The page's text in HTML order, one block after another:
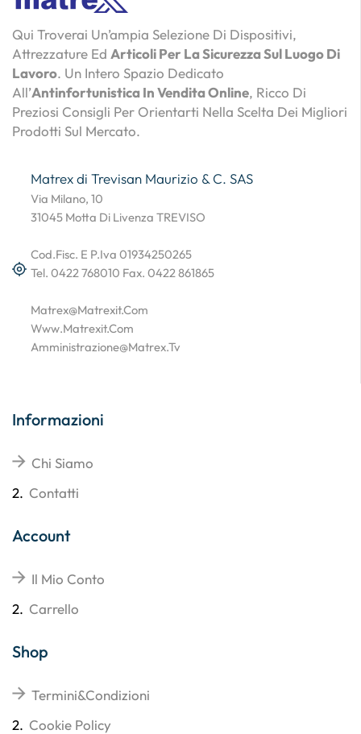
Qui Troverai Un’ampia Selezione Di Dispositivi,
Attrezzature Ed Articoli Per La Sicurezza Sul Luogo Di
Lavoro. Un Intero Spazio Dedicato
All’Antinfortunistica In Vendita Online, Ricco Di
Preziosi Consigli Per Orientarti Nella Scelta Dei Migliori
Prodotti Sul Mercato.
Matrex di Trevisan Maurizio & C. SAS
Via Milano, 10
31045 Motta Di Livenza TREVISO
Cod.Fisc. E P.Iva 01934250265
Tel. 0422 768010 Fax. 0422 861865
Matrex@matrexit.com
Www.matrexit.com
Amministrazione@matrex.tv
Informazioni
Chi Siamo
2. Contatti
Account
Il Mio Conto
2. Carrello
Shop
Termini&Condizioni
2. Cookie Policy